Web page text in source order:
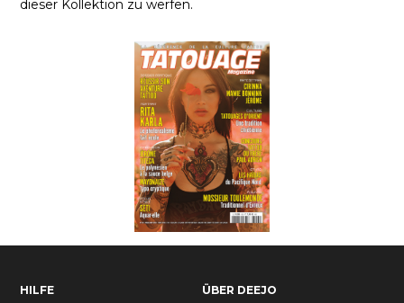
dieser Kollektion zu werfen.
HILFE ÜBER DEEJO